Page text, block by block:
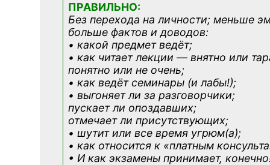
ПРАВИЛЬНО:
Без перехода на личности; меньше
больше фактов и доводов:
• какой предмет ведёт;
• как читает лекции — внятно или
понятно или не очень;
• как ведёт семинары (и лабы!);
• выгоняет ли за разговорчики;
пускает ли опоздавших;
отмечает ли присутствующих;
• шутит или все время угрюм(а);
• как относится к «платным
• И как экзамены принимает,